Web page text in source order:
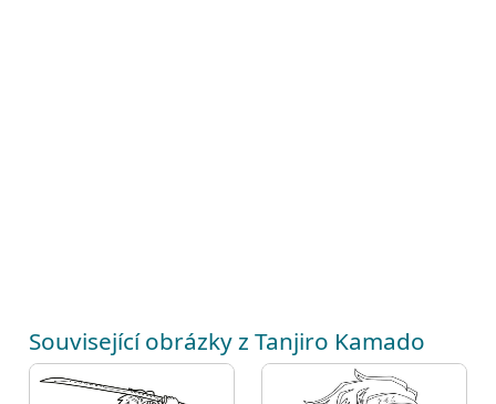
Související obrázky z Tanjiro Kamado